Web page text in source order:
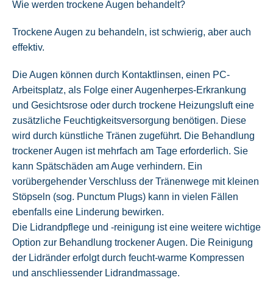
Wie werden trockene Augen behandelt?
Trockene Augen zu behandeln, ist schwierig, aber auch
effektiv.
Die Augen können durch Kontaktlinsen, einen PC-
Arbeitsplatz, als Folge einer Augenherpes-Erkrankung
und Gesichtsrose oder durch trockene Heizungsluft eine
zusätzliche Feuchtigkeitsversorgung benötigen. Diese
wird durch künstliche Tränen zugeführt. Die Behandlung
trockener Augen ist mehrfach am Tage erforderlich. Sie
kann Spätschäden am Auge verhindern. Ein
vorübergehender Verschluss der Tränenwege mit kleinen
Stöpseln (sog. Punctum Plugs) kann in vielen Fällen
ebenfalls eine Linderung bewirken.
Die Lidrandpflege und -reinigung ist eine weitere wichtige
Option zur Behandlung trockener Augen. Die Reinigung
der Lidränder erfolgt durch feucht-warme Kompressen
und anschliessender Lidrandmassage.